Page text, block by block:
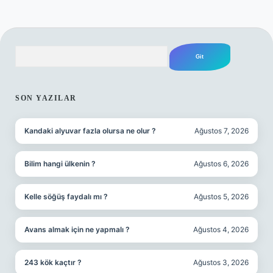
SON YAZILAR
Kandaki alyuvar fazla olursa ne olur ? Ağustos 7, 2026
Bilim hangi ülkenin ? Ağustos 6, 2026
Kelle söğüş faydalı mı ? Ağustos 5, 2026
Avans almak için ne yapmalı ? Ağustos 4, 2026
243 kök kaçtır ? Ağustos 3, 2026